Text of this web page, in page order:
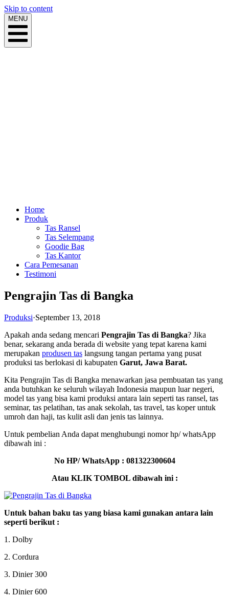
Skip to content
MENU
Home
Produk
Tas Ransel
Tas Selempang
Goodie Bag
Tas Kantor
Cara Pemesanan
Testimoni
Pengrajin Tas di Bangka
Produksi·September 13, 2018
Apakah anda sedang mencari Pengrajin Tas di Bangka? Jika
benar, sekarang anda berada di website yang tepat karena kami
merupakan produsen tas langsung tangan pertama yang pusat
produksi tas berlokasi di kabupaten Garut, Jawa Barat.
Kita Pengrajin Tas di Bangka menawarkan jasa pembuatan tas yang
anda butuhkan ke seluruh wilayah Indonesia maupun luar negeri,
model tas yang bisa kami produksi antara lain seperti tas ransel, tas
seminar, tas pelatihan, tas anak sekolah, tas travel, tas koper untuk
umroh dan haji, tas kulit asli dan jenis tas lainnya.
Untuk pembelian Anda dapat menghubungi nomor hp/ whatsApp
dibawah ini :
No HP/ WhatsApp : 081322300604
Atau KLIK TOMBOL dibawah ini :
Untuk bahan baku tas yang biasa kami gunakan antara lain
seperti berikut :
1. Dolby
2. Cordura
3. Dinier 300
4. Dinier 600